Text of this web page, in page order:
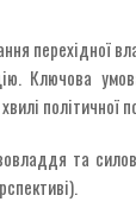
перехідної
Ключова
політичної
та